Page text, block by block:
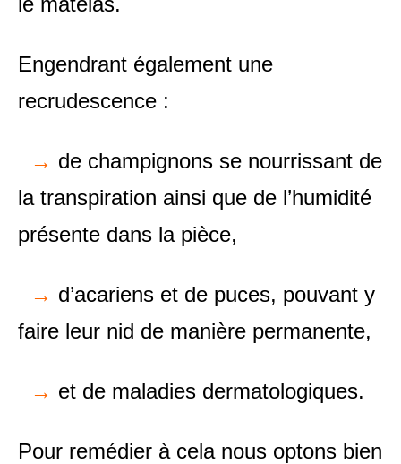
Engendrant également une
recrudescence :
→ de champignons se nourrissant de
la transpiration ainsi que de l’humidité
présente dans la pièce,
→ d’acariens et de puces, pouvant y
faire leur nid de manière permanente,
→ et de maladies dermatologiques.
Pour remédier à cela nous optons bien